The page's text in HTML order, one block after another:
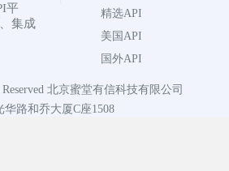
平
集成
精选API
美国API
国外API
北京蜜堂有信科技有限公司
路和乔大厦C座1508